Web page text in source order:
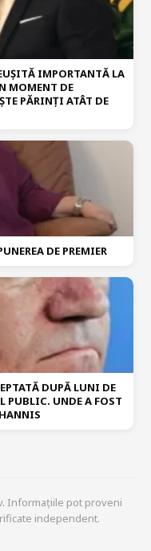
IMPORTANTĂ LA
MOMENT DE
PĂRINȚI ATÂT DE
DE PREMIER
DUPĂ LUNI DE
PUBLIC. UNDE A FOST
Informațiile pot proveni
independent.